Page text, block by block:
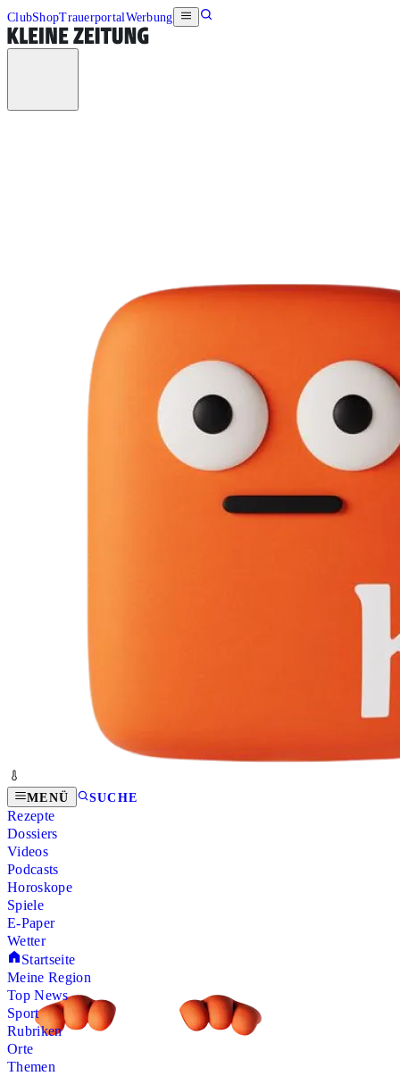
ClubShopTrauerportalWerbung
MENÜ SUCHE
Rezepte
Dossiers
Videos
Podcasts
Horoskope
Spiele
E-Paper
Wetter
Startseite
Meine Region
Top News
Sport
Rubriken
Orte
Themen